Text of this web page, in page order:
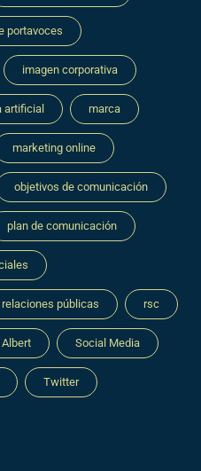
portavoces
imagen corporativa
artificial marca
marketing online
objetivos de comunicación
plan de comunicación
relaciones públicas rsc
Social Media
Twitter